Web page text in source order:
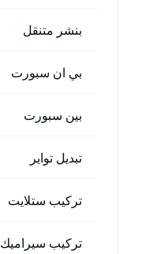
بنشر متنقل
بي ان سبورت
بين سبورت
تبديل تواير
تركيب ستلايت
تركيب سيراميك